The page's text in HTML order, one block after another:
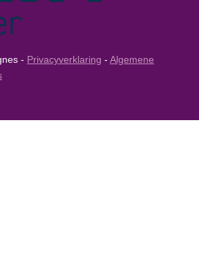
- Privacyverklaring - Algemene